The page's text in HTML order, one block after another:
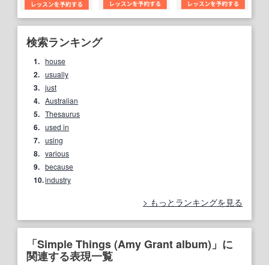
検索ランキング
1. house
2. usually
3. just
4. Australian
5. Thesaurus
6. used in
7. using
8. various
9. because
10.industry
もっとランキングを見る
「Simple Things (Amy Grant album)」に
関連する表現一覧